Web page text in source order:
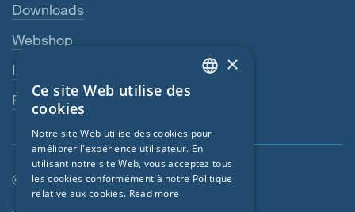
Downloads
Webshop
Interlocuteur
Revendeurs
© SIGA 2026
ENGLISH
FRENCH
CZECH
×
Ce site Web utilise des
cookies
Notre site Web utilise des cookies pour
améliorer l'expérience utilisateur. En
utilisant notre site Web, vous acceptez tous
les cookies conformément à notre Politique
relative aux cookies. Read more